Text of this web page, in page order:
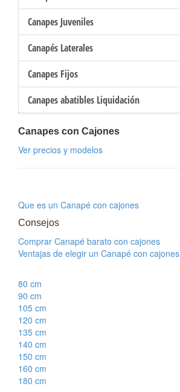
Canapes Juveniles
Canapés Laterales
Canapes Fijos
Canapes abatibles Liquidación
Canapes con Cajones
Ver precios y modelos
Que es un Canapé con cajones
Consejos
Comprar Canapé barato con cajones
Ventajas de elegir un Canapé con cajones
80 cm
90 cm
105 cm
120 cm
135 cm
140 cm
150 cm
160 cm
180 cm